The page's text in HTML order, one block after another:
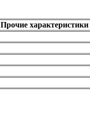
Прочие характеристики